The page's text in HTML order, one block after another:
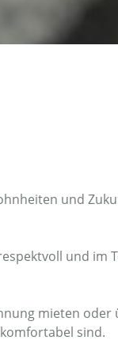
und
und im
mieten
sind.